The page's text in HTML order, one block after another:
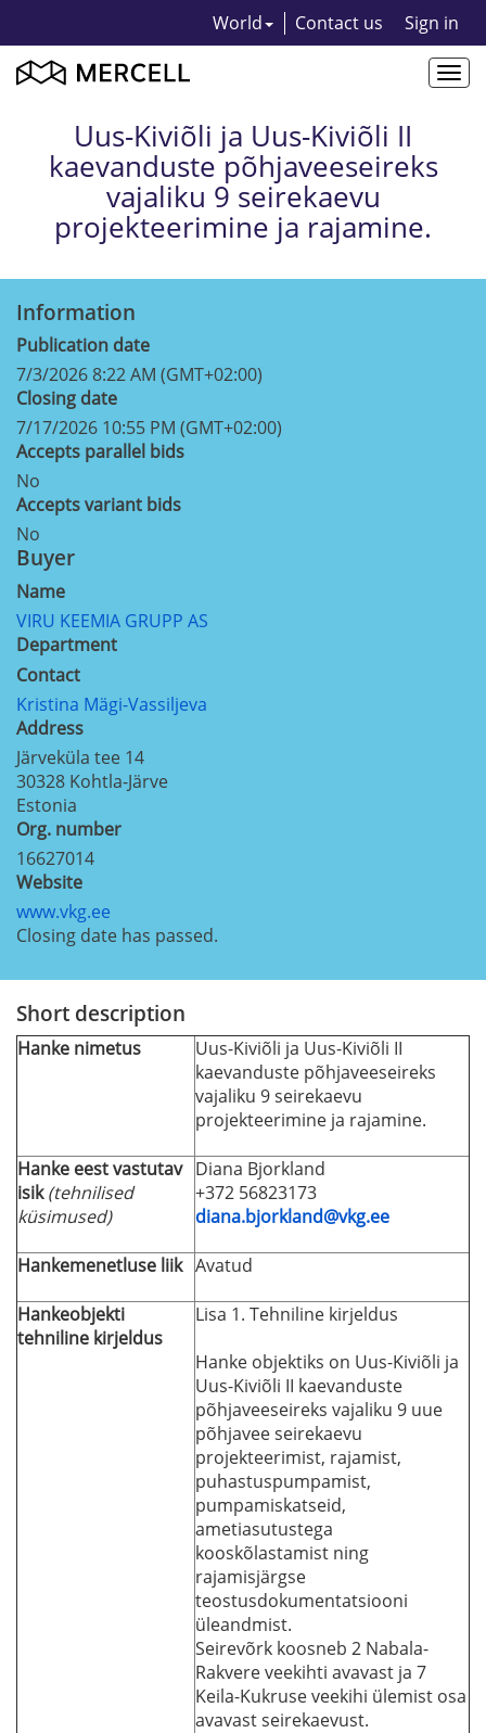
World Contact us Sign in
Uus-Kiviõli ja Uus-Kiviõli II
kaevanduste põhjaveeseireks
vajaliku 9 seirekaevu
projekteerimine ja rajamine.
Information
Publication date
7/3/2026 8:22 AM (GMT+02:00)
Closing date
7/17/2026 10:55 PM (GMT+02:00)
Accepts parallel bids
No
Accepts variant bids
No
Buyer
Name
VIRU KEEMIA GRUPP AS
Department
Contact
Kristina Mägi-Vassiljeva
Address
Järveküla tee 14
30328 Kohtla-Järve
Estonia
Org. number
16627014
Website
www.vkg.ee
Closing date has passed.
Short description
Hanke nimetus
Uus-Kiviõli ja Uus-Kiviõli II
kaevanduste põhjaveeseireks
vajaliku 9 seirekaevu
projekteerimine ja rajamine.
Hanke eest vastutav
isik(tehnilised
küsimused)
Diana Bjorkland
+372 56823173
diana.bjorkland@vkg.ee
Hankemenetluse liik Avatud
Hankeobjekti
tehniline kirjeldus
Lisa 1. Tehniline kirjeldus
Hanke objektiks on Uus-Kiviõli ja
Uus-Kiviõli II kaevanduste
põhjaveeseireks vajaliku 9 uue
põhjavee seirekaevu
projekteerimist, rajamist,
puhastuspumpamist,
pumpamiskatseid,
ametiasutustega
kooskõlastamist ning
rajamisjärgse
teostusdokumentatsiooni
üleandmist.
Seirevõrk koosneb 2 Nabala-
Rakvere veekihti avavast ja 7
Keila-Kukruse veekihi ülemist osa
avavast seirekaevust.